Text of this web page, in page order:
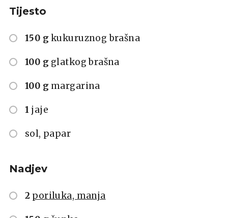
Tijesto
150 g kukuruznog brašna
100 g glatkog brašna
100 g margarina
1 jaje
sol, papar
Nadjev
2 poriluka, manja